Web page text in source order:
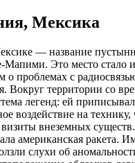
Мексика
— название
Мапими. Это место стало
о проблемах с
Вокруг территории со
легенд: ей
воздействие на технику,
визиты внеземных
американская ракета.
слухи об